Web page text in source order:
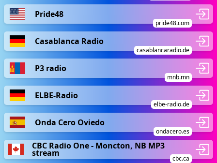
Pride48
pride48.com
Casablanca Radio
casablancaradio.de
P3 radio
mnb.mn
ELBE-Radio
elbe-radio.de
Onda Cero Oviedo
ondacero.es
CBC Radio One - Moncton, NB MP3
stream
cbc.ca